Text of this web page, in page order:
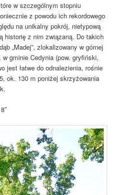
w szczególnym stopniu
z powodu ich rekordowego
na unikalny pokrój, nietypową
historię z nim związaną. Do takich
„Madej”, zlokalizowany w górnej
gminie Cedynia (pow. gryfiński,
jest łatwe do odnalezienia, rośnie
ok. 130 m poniżej skrzyżowania